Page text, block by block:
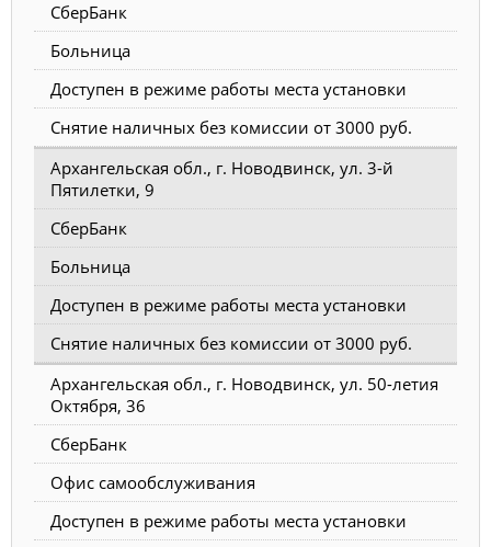
СберБанк
Больница
Доступен в режиме работы места установки
Снятие наличных без комиссии от 3000 руб.
Архангельская обл., г. Новодвинск, ул. 3-й
Пятилетки, 9
СберБанк
Больница
Доступен в режиме работы места установки
Снятие наличных без комиссии от 3000 руб.
Архангельская обл., г. Новодвинск, ул. 50-летия
Октября, 36
СберБанк
Офис самообслуживания
Доступен в режиме работы места установки